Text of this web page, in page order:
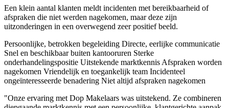
Een klein aantal klanten meldt incidenten met bereikbaarheid of
afspraken die niet werden nagekomen, maar deze zijn
uitzonderingen in een overwegend zeer positief beeld.
Persoonlijke, betrokken begeleiding Directe, eerlijke communicatie
Snel en beschikbaar buiten kantooruren Sterke
onderhandelingspositie Uitstekende marktkennisAfspraken worden
nagekomen Vriendelijk en toegankelijk team Incidenteel
ongeïnteresseerde benadering Niet altijd afspraken nagekomen
"Onze ervaring met Dop Makelaars was uitstekend. Ze combineren